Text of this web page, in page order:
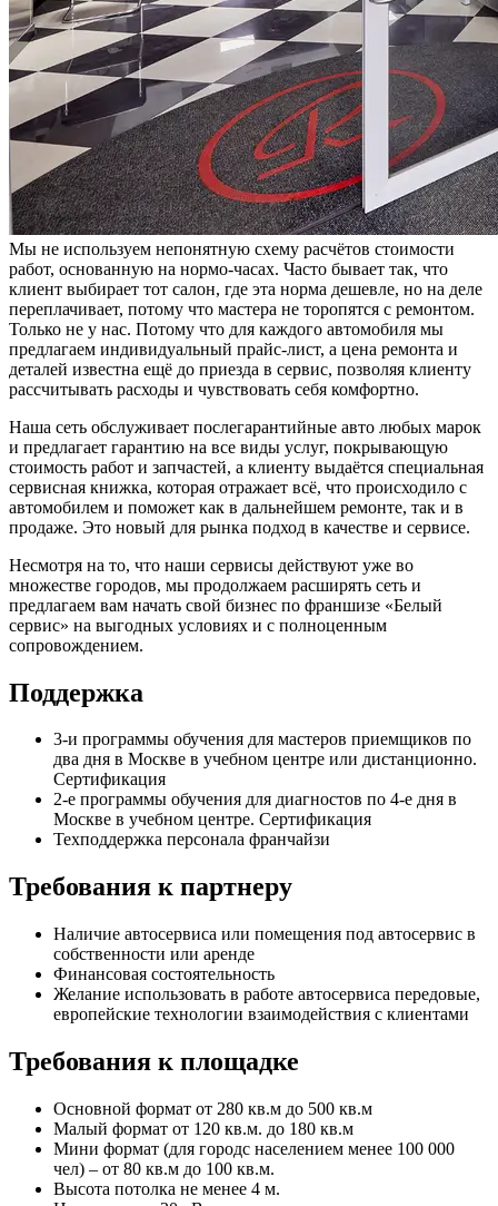
Мы не используем непонятную схему расчётов стоимости
работ, основанную на нормо-часах. Часто бывает так, что
клиент выбирает тот салон, где эта норма дешевле, но на деле
переплачивает, потому что мастера не торопятся с ремонтом.
Только не у нас. Потому что для каждого автомобиля мы
предлагаем индивидуальный прайс-лист, а цена ремонта и
деталей известна ещё до приезда в сервис, позволяя клиенту
рассчитывать расходы и чувствовать себя комфортно.
Наша сеть обслуживает послегарантийные авто любых марок
и предлагает гарантию на все виды услуг, покрывающую
стоимость работ и запчастей, а клиенту выдаётся специальная
сервисная книжка, которая отражает всё, что происходило с
автомобилем и поможет как в дальнейшем ремонте, так и в
продаже. Это новый для рынка подход в качестве и сервисе.
Несмотря на то, что наши сервисы действуют уже во
множестве городов, мы продолжаем расширять сеть и
предлагаем вам начать свой бизнес по франшизе «Белый
сервис» на выгодных условиях и с полноценным
сопровождением.
Поддержка
3-и программы обучения для мастеров приемщиков по
два дня в Москве в учебном центре или дистанционно.
Сертификация
2-е программы обучения для диагностов по 4-е дня в
Москве в учебном центре. Сертификация
Техподдержка персонала франчайзи
Требования к партнеру
Наличие автосервиса или помещения под автосервис в
собственности или аренде
Финансовая состоятельность
Желание использовать в работе автосервиса передовые,
европейские технологии взаимодействия с клиентами
Требования к площадке
Основной формат от 280 кв.м до 500 кв.м
Малый формат от 120 кв.м. до 180 кв.м
Мини формат (для городс населением менее 100 000
чел) – от 80 кв.м до 100 кв.м.
Высота потолка не менее 4 м.